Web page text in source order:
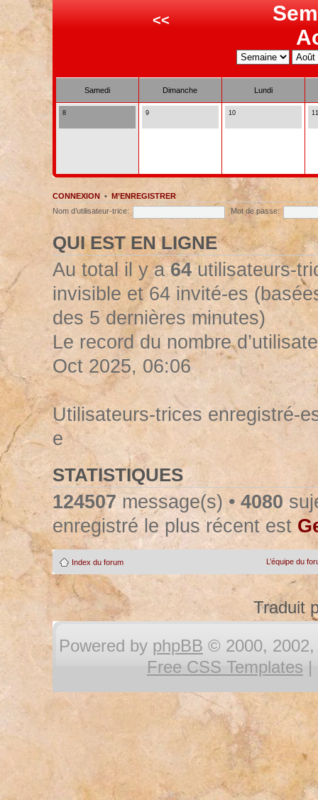
<<
Samedi Dimanche Lundi
8 9 10 11
CONNEXION• M’ENREGISTRER
Nom d’utilisateur-trice:
Mot de passe:
QUI EST EN LIGNE
Au total il y a64utilisateurs-
invisible et 64 invité-es
des 5 dernières minutes)
Le record du nombre
Oct 2025, 06:06
Utilisateurs-trices enregistré-
e
STATISTIQUES
124507message(s) • 4080
enregistré le plus récent est
Index du forum L’équipe du
Traduit
Powered by phpBB © 2000, 2002,
Free CSS Templates |